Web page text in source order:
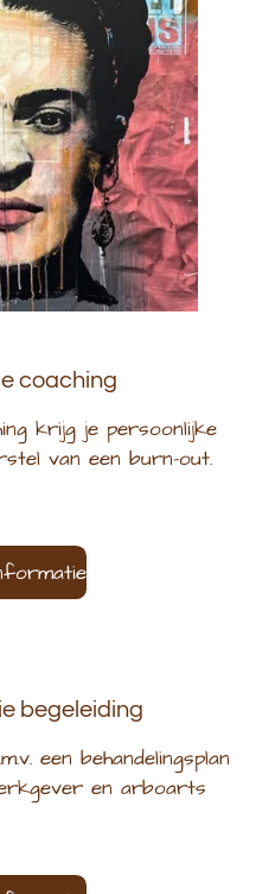
coaching
krijg je persoonlijke
van een burn-out.
begeleiding
een behandelingsplan
en arboarts